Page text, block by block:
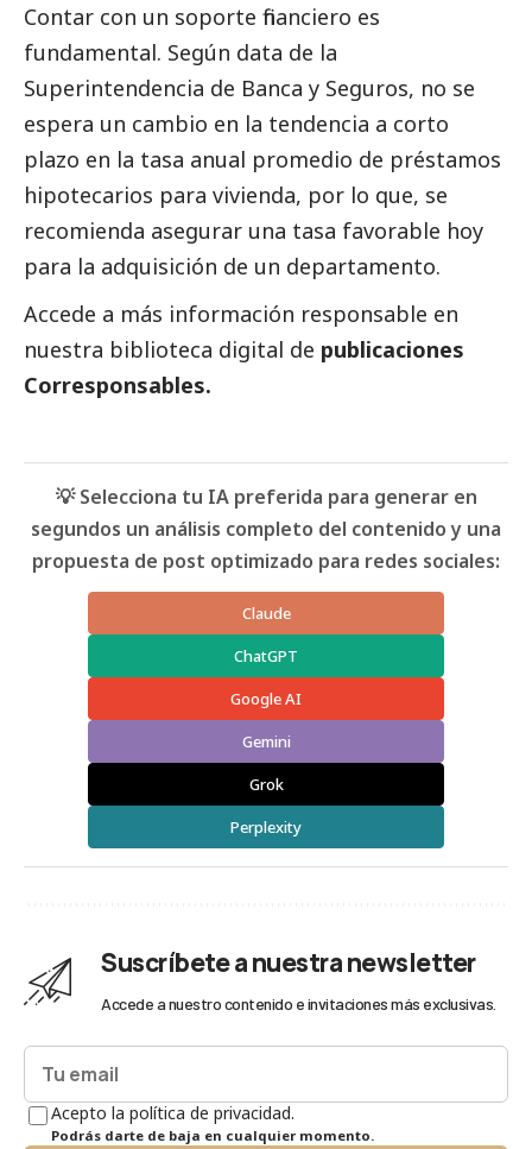
Contar con un soporte financiero es
fundamental. Según data de la
Superintendencia de Banca y Seguros, no se
espera un cambio en la tendencia a corto
plazo en la tasa anual promedio de préstamos
hipotecarios para vivienda, por lo que, se
recomienda asegurar una tasa favorable hoy
para la adquisición de un departamento.
Accede a más información responsable en
nuestra biblioteca digital de publicaciones
Corresponsables.
💡 Selecciona tu IA preferida para generar en
segundos un análisis completo del contenido y una
propuesta de post optimizado para redes sociales:
Claude
ChatGPT
Google AI
Gemini
Grok
Perplexity
Suscríbete a nuestra newsletter
Accede a nuestro contenido e invitaciones más exclusivas.
Acepto la política de privacidad.
Podrás darte de baja en cualquier momento.